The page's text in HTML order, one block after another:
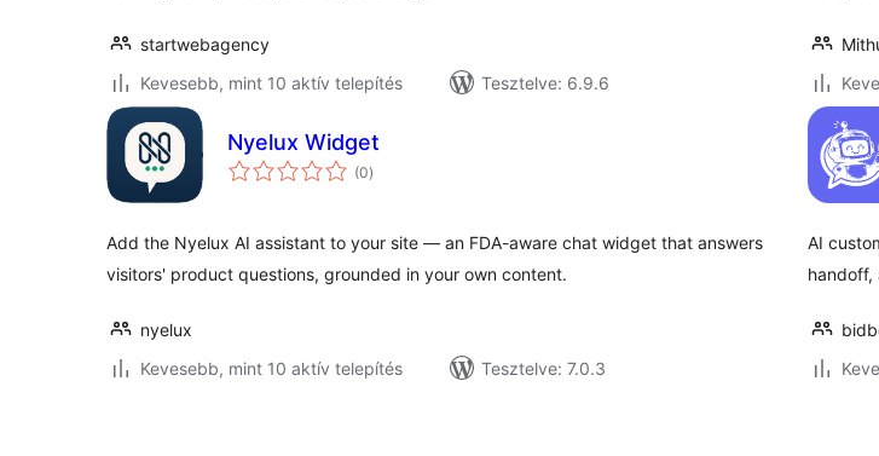
startwebagency
Kevesebb, mint 10 aktív telepítés
Tesztelve: 6.9.6
Nyelux Widget
(0értékelés
összesen
)
Add the Nyelux AI assistant to your site — an FDA-aware chat widget that answers
visitors' product questions, grounded in your own content.
nyelux
Kevesebb, mint 10 aktív telepítés
Tesztelve: 7.0.3
AI
handoff,